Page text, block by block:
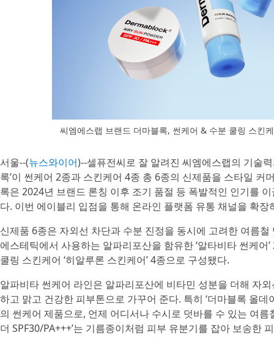
씨엠에스랩 브랜드 더마블록, 썬케어 & 수분 쿨링 스킨
서울--(뉴스와이어)--셀퓨전씨로 잘 알려진 씨엠에스랩의 기술
록’이 썬케어 2종과 스킨케어 4종 총 6종의 신제품을 스타일 커
록은 2024년 브랜드 론칭 이후 조기 품절 등 폭발적인 인기를
다. 이번 에이블리 입점을 통해 온라인 플랫폼 유통 채널을 확
신제품 6종은 자외선 차단과 수분 진정을 동시에 고려한 여름
에스테틱에서 사용하는 알파리포산을 함유한 ‘알타비타 썬케
쿨링 스킨케어 ‘히알루론 스킨케어’ 4종으로 구성됐다.
알파비타 썬케어 라인은 알파리포산에 비타민 성분을 더해 자
하고 맑고 건강한 피부톤으로 가꾸어 준다. 특히 ‘더마블록 올
의 썬케어 제품으로, 언제 어디서나 수시로 덧바를 수 있는 여
더 SPF30/PA+++’는 기름종이처럼 피부 유분기를 잡아 보송한